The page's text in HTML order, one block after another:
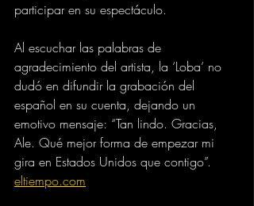
participar en su espectáculo.
Al escuchar las palabras de
agradecimiento del artista, la ‘Loba’ no
dudó en difundir la grabación del
español en su cuenta, dejando un
emotivo mensaje: “Tan lindo. Gracias,
Ale. Qué mejor forma de empezar mi
gira en Estados Unidos que contigo”.
eltiempo.com